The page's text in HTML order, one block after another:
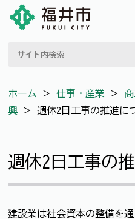
ホーム ＞ 仕事・産業 ＞ 商
興 ＞ 週休2日工事の推進に
週休2日工事の
建設業は社会資本の整備を